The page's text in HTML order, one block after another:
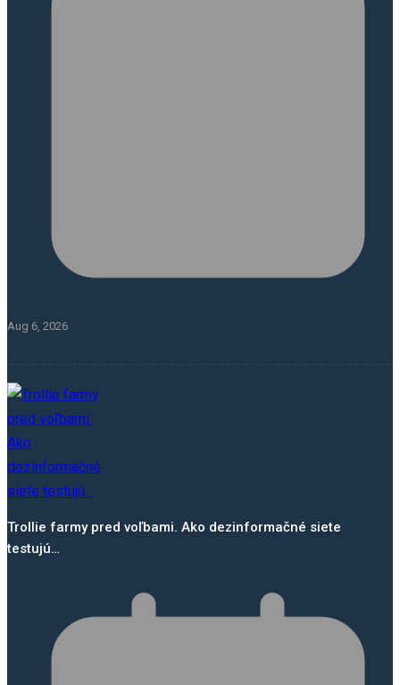
Aug 6, 2026
Trollie farmy pred voľbami. Ako dezinformačné siete
testujú…